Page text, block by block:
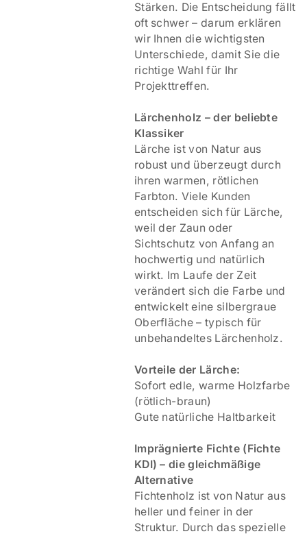
Stärken. Die Entscheidung fällt
oft schwer – darum erklären
wir Ihnen die wichtigsten
Unterschiede, damit Sie die
richtige Wahl für Ihr
Projekttreffen.
Lärchenholz – der beliebte
Klassiker
Lärche ist von Natur aus
robust und überzeugt durch
ihren warmen, rötlichen
Farbton. Viele Kunden
entscheiden sich für Lärche,
weil der Zaun oder
Sichtschutz von Anfang an
hochwertig und natürlich
wirkt. Im Laufe der Zeit
verändert sich die Farbe und
entwickelt eine silbergraue
Oberfläche – typisch für
unbehandeltes Lärchenholz.
Vorteile der Lärche:
Sofort edle, warme Holzfarbe
(rötlich-braun)
Gute natürliche Haltbarkeit
Imprägnierte Fichte (Fichte
KDI) – die gleichmäßige
Alternative
Fichtenholz ist von Natur aus
heller und feiner in der
Struktur. Durch das spezielle